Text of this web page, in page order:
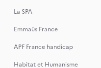
La SPA
Emmaüs France
APF France handicap
Habitat et Humanisme